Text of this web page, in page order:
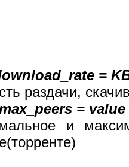
=
раздачи,
= value
и